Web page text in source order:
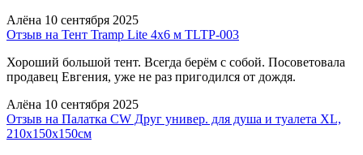
Алёна 10 сентября 2025
Отзыв на Тент Tramp Lite 4x6 м TLTP-003
Хороший большой тент. Всегда берём с собой. Посоветовала
продавец Евгения, уже не раз пригодился от дождя.
Алёна 10 сентября 2025
Отзыв на Палатка CW Друг универ. для душа и туалета XL,
210х150х150см